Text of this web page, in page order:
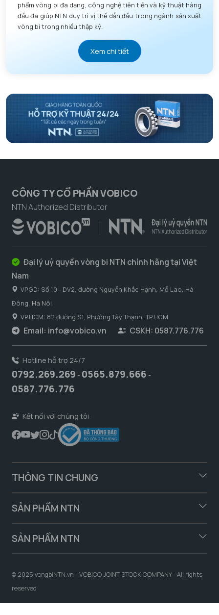
phẩm vòng bi đa dạng, công nghệ tiên tiến và kỹ thuật hàng
đầu đã giúp NTN duy trì vị thế dẫn đầu trong ngành sản xuất
vòng bi trong nhiều thập kỷ.
Xem chi tiết
CÔNG TY CỔ PHẦN VOBICO
NTN Authorized Distributor
Đại lý uỷ quyền vòng bi NTN chính hãng tại Việt
Nam
VPGD: Số 10 - DV2, đường Nguyễn Khắc Hạnh, Mỗ Lao, Hà
Đông, Hà Nôi
VP.HCM: 82 đường S1, Phường Tây Thạnh, TP.HCM
Email: info@vobico.vn CSKH: 0587.776.776
Hotline hỗ trợ 24/7
0792.269.269 - 0565.879.666 -
0587.776.776
Kết nối với chúng tôi:
THÔNG TIN CHUNG
SẢN PHẨM NTN
SẢN PHẨM NTN
© 2025 vongbiNTN.vn - VOBICO JOINT STOCK COMPANY - All rights
reserved